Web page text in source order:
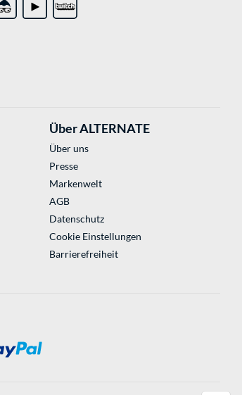
Über ALTERNATE
Über uns
Presse
Markenwelt
AGB
Datenschutz
Cookie Einstellungen
Barrierefreiheit